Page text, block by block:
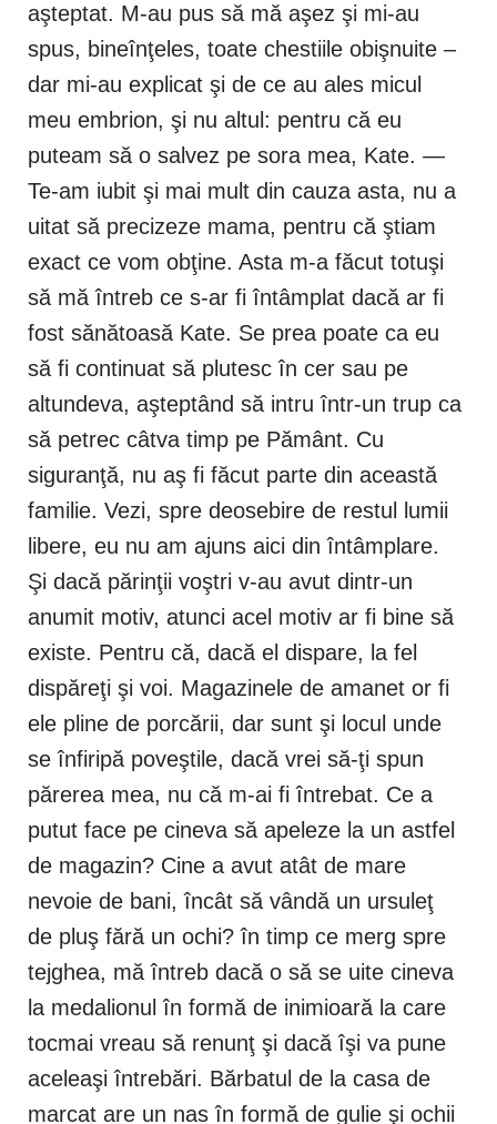
aşteptat. M-au pus să mă aşez şi mi-au
spus, bineînţeles, toate chestiile obişnuite –
dar mi-au explicat şi de ce au ales micul
meu embrion, şi nu altul: pentru că eu
puteam să o salvez pe sora mea, Kate. —
Te-am iubit şi mai mult din cauza asta, nu a
uitat să precizeze mama, pentru că ştiam
exact ce vom obţine. Asta m-a făcut totuşi
să mă întreb ce s-ar fi întâmplat dacă ar fi
fost sănătoasă Kate. Se prea poate ca eu
să fi continuat să plutesc în cer sau pe
altundeva, aşteptând să intru într-un trup ca
să petrec câtva timp pe Pământ. Cu
siguranţă, nu aş fi făcut parte din această
familie. Vezi, spre deosebire de restul lumii
libere, eu nu am ajuns aici din întâmplare.
Şi dacă părinţii voştri v-au avut dintr-un
anumit motiv, atunci acel motiv ar fi bine să
existe. Pentru că, dacă el dispare, la fel
dispăreţi şi voi. Magazinele de amanet or fi
ele pline de porcării, dar sunt şi locul unde
se înfiripă poveştile, dacă vrei să-ţi spun
părerea mea, nu că m-ai fi întrebat. Ce a
putut face pe cineva să apeleze la un astfel
de magazin? Cine a avut atât de mare
nevoie de bani, încât să vândă un ursuleţ
de pluş fără un ochi? în timp ce merg spre
tejghea, mă întreb dacă o să se uite cineva
la medalionul în formă de inimioară la care
tocmai vreau să renunţ şi dacă îşi va pune
aceleaşi întrebări. Bărbatul de la casa de
marcat are un nas în formă de gulie şi ochii